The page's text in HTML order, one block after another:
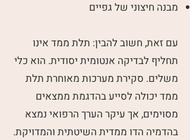
מבנה חיצוני של גפיים
עם זאת, חשוב להבין: תלת ממד אינו
תחליף לבדיקה אנטומית יסודית. הוא כלי
משלים. סקירת מערכות מאוחרת תלת
ממד יכולה לסייע בהדגמת ממצאים
מסוימים, אך עיקר הערך הרפואי נמצא
בהדמיה הדו ממדית השיטתית והמדויקת.